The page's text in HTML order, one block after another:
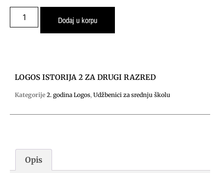
Dodaj u korpu
LOGOS ISTORIJA 2 ZA DRUGI RAZRED
Kategorije 2. godina Logos, Udžbenici za srednju školu
Opis